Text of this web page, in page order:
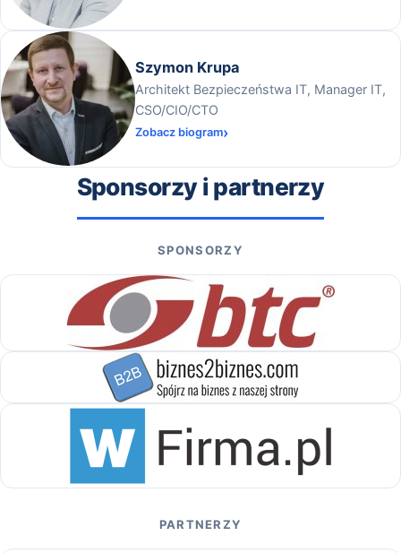
Szymon Krupa
Architekt Bezpieczeństwa IT, Manager IT,
CSO/CIO/CTO
Zobacz biogram
Sponsorzy i partnerzy
SPONSORZY
PARTNERZY